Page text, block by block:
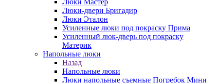
Люки Мастер
Люки-двери Бригадир
Люки Эталон
Усиленные люки под покраску Прима
Усиленный люк-дверь под покраску
Материк
Напольные люки
Назад
Напольные люки
Люки напольные съемные Погребок Мини